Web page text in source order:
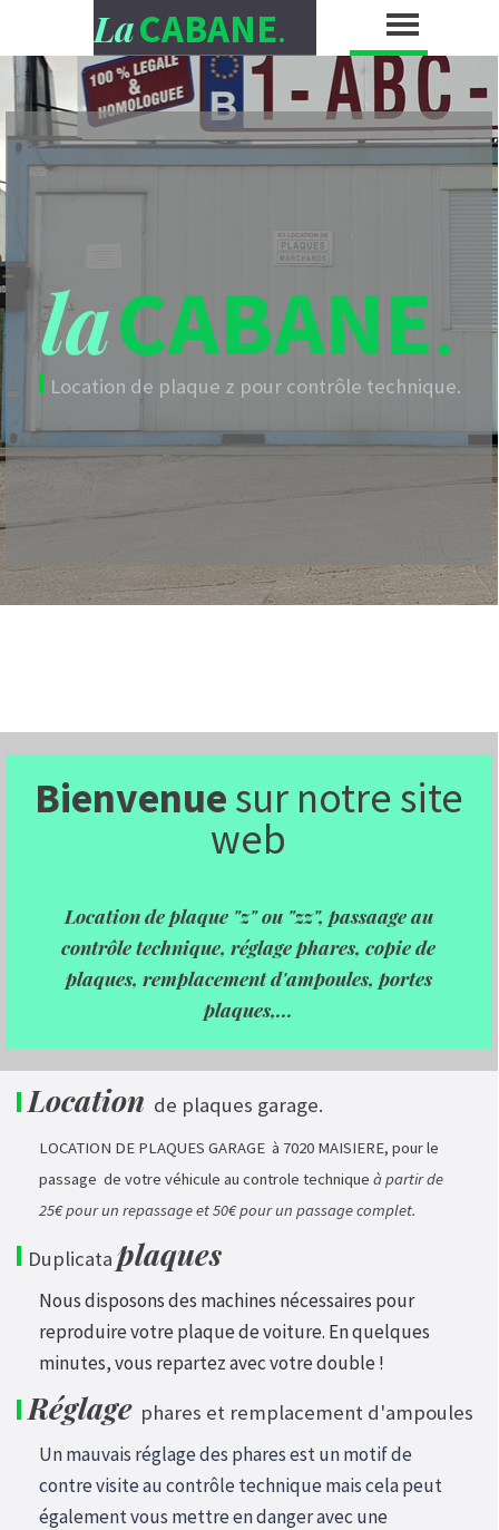
LaCABANE.
laCABANE.
I Location de plaque z pour contrôle technique.
Bienvenuesur notre site
web
Location de plaque "z" ou "zz", passaage au
contrôle technique, réglage phares,copie de
plaques, remplacement d'ampoules, portes
plaques,...
I Location de plaques garage.
LOCATION DE PLAQUES GARAGE à 7020 MAISIERE, pour le
passage de votre véhicule au controle technique à partir de
25€ pour un repassage et 50€ pour un passage complet.
I Duplicata plaques
Nous disposons des machines nécessaires pour
reproduire votre plaque de voiture. En quelques
minutes, vous repartez avec votre double !
I Réglage phares et remplacement d'ampoules
Un mauvais réglage des phares est un motif de
contre visite au contrôle technique mais cela peut
également vous mettre en danger avec une